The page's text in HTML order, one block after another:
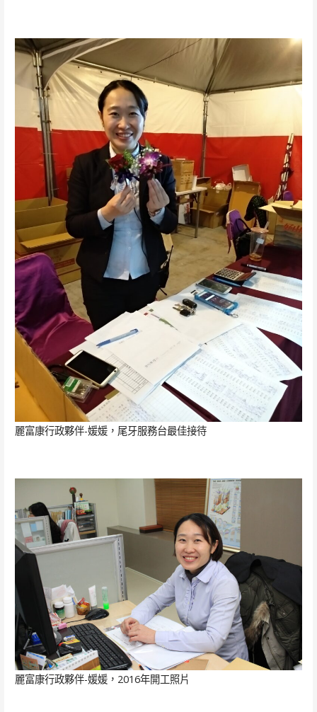
麗富康行政夥伴-媛媛，尾牙服務台最佳接待
麗富康行政夥伴-媛媛，2016年開工照片